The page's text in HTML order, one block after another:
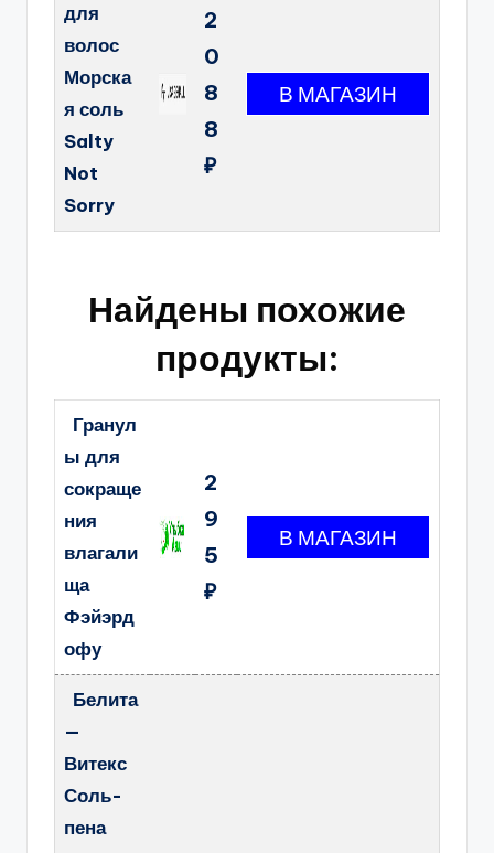
для
волос
Морска
я соль
Salty
Not
Sorry
2
0
8
8
₽
Найдены похожие
продукты:
Гранул
ы для
сокраще
ния
влагали
ща
Фэйэрд
офу
2
9
5
₽
Белита
—
Витекс
Соль-
пена